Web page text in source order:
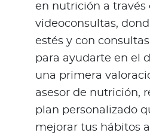
en nutrición a través
videoconsultas,
estés y con
para ayudarte en el
una primera
asesor de nutrición,
plan personalizado
mejorar tus hábitos